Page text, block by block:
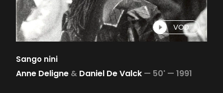
VOD
Sango nini
Anne Deligne & Daniel De Valck — 50' — 1991